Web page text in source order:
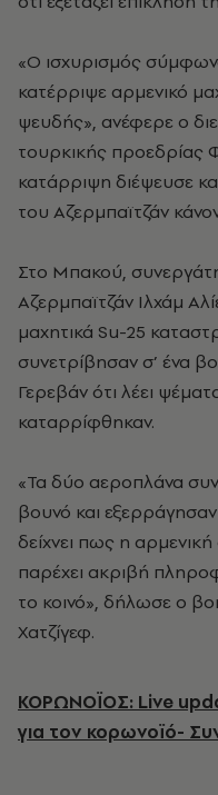
«Ο ισχυρισμός
κατέρριψε αρμενικό
ψευδής», ανέφερε ο
τουρκικής προεδρίας
κατάρριψη διέψευσε
του Αζερμπαϊτζάν
Στο Μπακού,
Αζερμπαϊτζάν Ιλχάμ
μαχητικά Su-25
συνετρίβησαν σ’ ένα
Γερεβάν ότι λέει
καταρρίφθηκαν.
«Τα δύο αεροπλάνα
βουνό και
δείχνει πως η
παρέχει ακριβή
το κοινό», δήλωσε ο
Χατζίγεφ.
ΚΟΡΩΝΟΪΟΣ: Live
για τον κορωνοϊό-